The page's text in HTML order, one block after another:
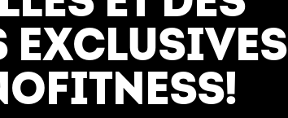
EXCLUSIVES
LinkedIn